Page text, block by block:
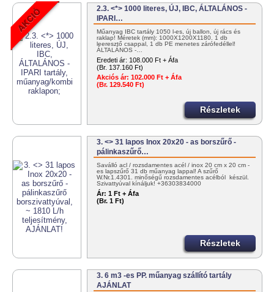
2.3. <*> 1000 literes, ÚJ, IBC, ÁLTALÁNOS -
IPARI…
Műanyag IBC tartály 1050 l-es, új ballon, új rács és
raklap! Méretek (mm): 1000X1200X1180. 1 db
leeresztő csappal, 1 db PE menetes zárófedéllel!
ÁLTALÁNOS -…
Eredeti ár: 108.000 Ft + Áfa
(Br. 137.160 Ft)
Akciós ár: 102.000 Ft + Áfa
(Br. 129.540 Ft)
Részletek
3. <> 31 lapos Inox 20x20 - as borszűrő -
pálinkaszűrő…
Saválló acl / rozsdamentes acél / inox 20 cm x 20 cm -
es lapszűrő 31 db műanyag lappal! A szűrő
W.Nr.1.4301. minőségű rozsdamentes acélból készül.
Szivattyúval kínáljuk! +36303834000
info@tartalygyar.hu
Ár: 1 Ft + Áfa
(Br. 1 Ft)
Részletek
3. 6 m3 -es PP. műanyag szállító tartály
AJÁNLAT